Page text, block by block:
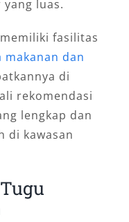
luas.
fasilitas
makanan dan
di
rekomendasi
lengkap dan
di kawasan